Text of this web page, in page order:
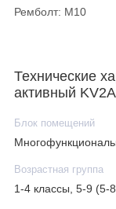
Ремболт: М10
Технические
активный
Блок помещений
Возрастная группа
1-4 классы, 5-9 (5-